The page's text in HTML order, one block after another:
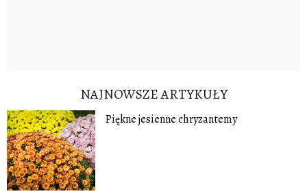
NAJNOWSZE ARTYKUŁY
Piękne jesienne chryzantemy